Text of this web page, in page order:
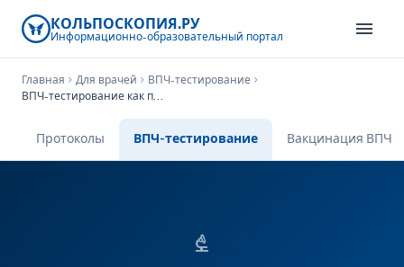
КОЛЬПОСКОПИЯ.РУ
Информационно-образовательный портал menu
Главная chevron_right Для врачей chevron_right ВПЧ-тестирование chevron_right
ВПЧ-тестирование как первичный скрининг: данные РКИ
Протоколы ВПЧ-тестирование Вакцинация ВПЧ
biotech